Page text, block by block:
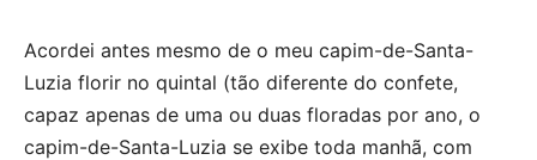
Acordei antes mesmo de o meu capim-de-Santa-
Luzia florir no quintal (tão diferente do confete,
capaz apenas de uma ou duas floradas por ano, o
capim-de-Santa-Luzia se exibe toda manhã, com